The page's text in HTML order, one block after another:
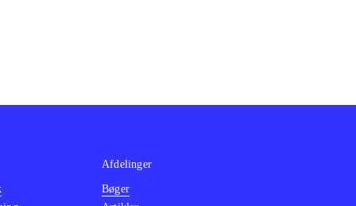
Afdelinger
Bøger